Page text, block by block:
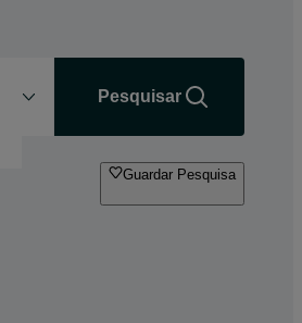
Pesquisar
Guardar Pesquisa